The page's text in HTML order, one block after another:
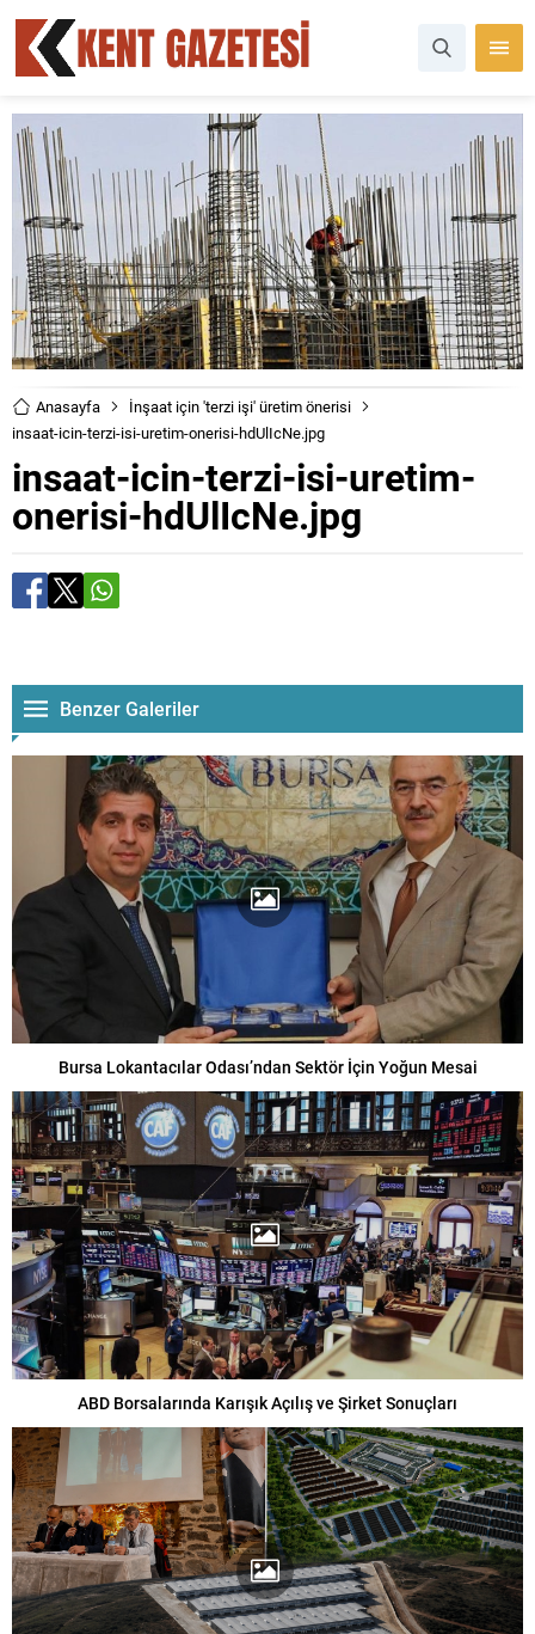
Anasayfa
İnşaat için 'terzi işi' üretim önerisi
insaat-icin-terzi-isi-uretim-onerisi-hdUlIcNe.jpg
insaat-icin-terzi-isi-uretim-
onerisi-hdUlIcNe.jpg
Benzer Galeriler
Bursa Lokantacılar Odası’ndan Sektör İçin Yoğun Mesai
ABD Borsalarında Karışık Açılış ve Şirket Sonuçları